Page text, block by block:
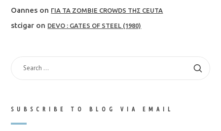
Oannes on ΓΙΑ ΤΑ ZOMBIE CROWDS ΤΗΣ CEUTA
stcigar on DEVO : GATES OF STEEL (1980)
SEARCH
FOR:
SUBSCRIBE TO BLOG VIA EMAIL